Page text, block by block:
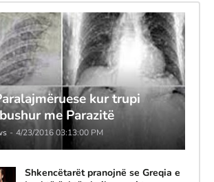
kur trupi
me Parazitë
- 4/23/2016 03:13:00 PM
Shkencëtarët pranojnë se Greqia e